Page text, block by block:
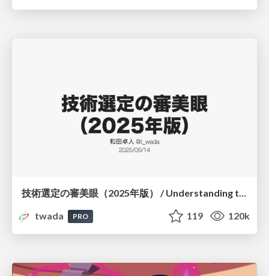
技術選定の審美眼（2025年版） / Understanding the Spiral of Technologies 2025 edition
twada
PRO 119 120k